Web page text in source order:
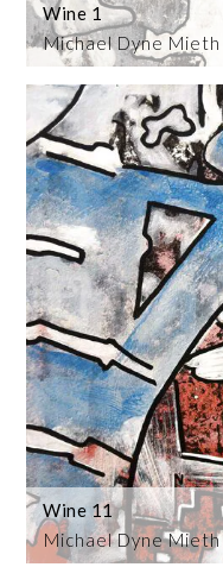
Michael Dyne Mieth
Wine 1
Michael Dyne Mieth
Wine 11